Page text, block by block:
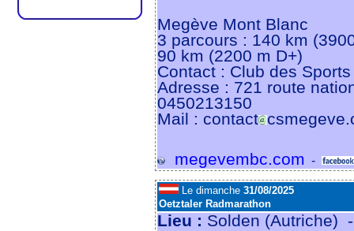
Megève Mont Blanc
3 parcours : 140 km
90 km (2200 m D+)
Contact : Club des
Adresse : 721 route
0450213150
Mail : contact
megevembc.com -
Le dimanche 31/08/2025
Oetztaler Radmarathon
Lieu : Solden